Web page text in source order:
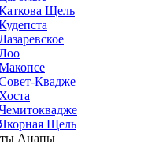
Щель
Квадже
Щель
Анапы